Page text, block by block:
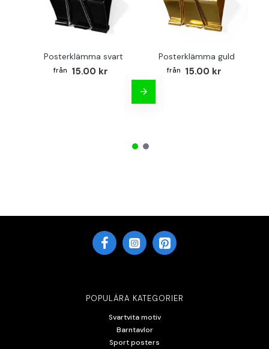
Posterklämma svart
15.00 kr
Posterklämma guld
15.00 kr
POPULÄRA KATEGORIER
Svartvita motiv
Barntavlor
Sport posters